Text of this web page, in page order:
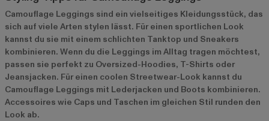
Camouflage Leggings sind ein vielseitiges Kleidungsstück, das
sich auf viele Arten stylen lässt. Für einen sportlichen Look
kannst du sie mit einem schlichten Tanktop und Sneakers
kombinieren. Wenn du die Leggings im Alltag tragen möchtest,
passen sie perfekt zu Oversized-Hoodies, T-Shirts oder
Jeansjacken. Für einen coolen Streetwear-Look kannst du
Camouflage Leggings mit Lederjacken und Boots kombinieren.
Accessoires wie Caps und Taschen im gleichen Stil runden den
Look ab.